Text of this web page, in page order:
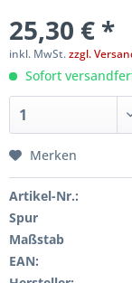
25,30 € *
inkl. MwSt.zzgl.
Sofort
Merken
Artikel-Nr.:
Spur
Maßstab
EAN: